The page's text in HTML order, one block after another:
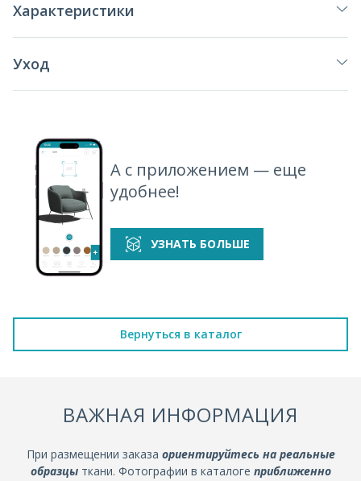
Характеристики
Уход
А с приложением — еще
удобнее!
УЗНАТЬ БОЛЬШЕ
Вернуться в каталог
ВАЖНАЯ ИНФОРМАЦИЯ
При размещении заказа ориентируйтесь на реальные
образцыткани. Фотографии в каталоге приближенно